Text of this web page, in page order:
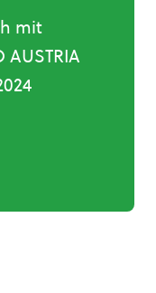
mit